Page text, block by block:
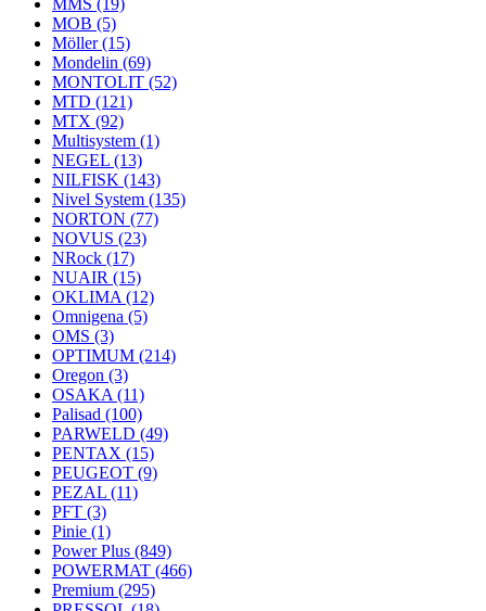
MMS (19)
MOB (5)
Möller(15)
Mondelin (69)
MONTOLIT (52)
MTD (121)
MTX (92)
Multisystem (1)
NEGEL (13)
NILFISK (143)
Nivel System (135)
NORTON (77)
NOVUS (23)
NRock (17)
NUAIR (15)
OKLIMA (12)
Omnigena (5)
OMS (3)
OPTIMUM (214)
Oregon (3)
OSAKA (11)
Palisad (100)
PARWELD (49)
PENTAX (15)
PEUGEOT (9)
PEZAL (11)
PFT (3)
Pinie (1)
Power Plus (849)
POWERMAT (466)
Premium (295)